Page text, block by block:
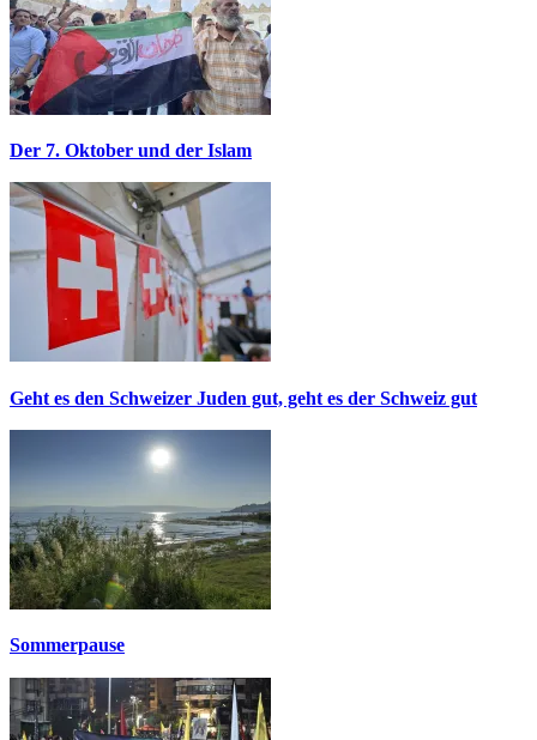
Der 7. Oktober und der Islam
Geht es den Schweizer Juden gut, geht es der Schweiz gut
Sommerpause